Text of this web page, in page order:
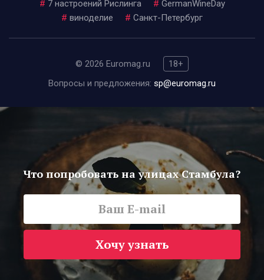
# 7 настроений Рислинга # GermanWineDay
# виноделие # Санкт-Петербург
© 2026 Euromag.ru
18+
Вопросы и предложения: sp@euromag.ru
Что попробовать на улицах Стамбула?
Хочу узнать